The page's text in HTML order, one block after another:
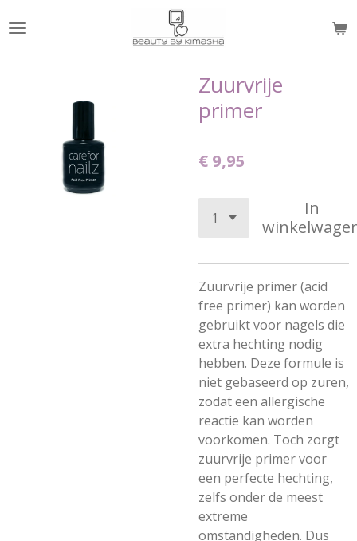
direct
Zuurvrije
primer
€ 9,95
In
Zuurvrije primer (acid
free primer) kan worden
gebruikt voor nagels die
extra hechting nodig
hebben. Deze formule is
niet gebaseerd op zuren,
zodat een allergische
reactie kan worden
voorkomen. Toch zorgt
zuurvrije primer voor
een perfecte hechting,
zelfs onder de meest
extreme
omstandigheden. Dus